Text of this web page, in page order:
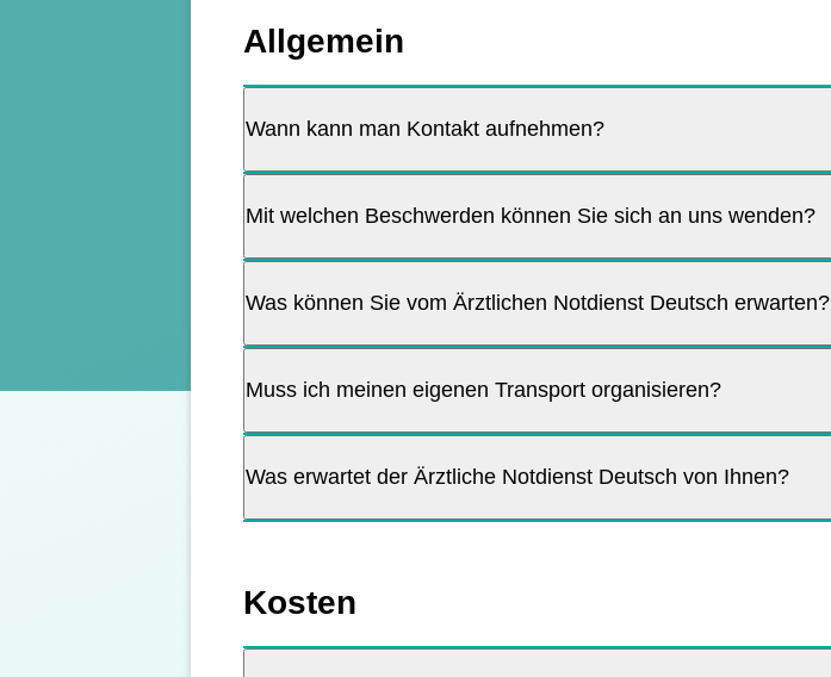
Allgemein
Wann kann man Kontakt aufnehmen?
Mit welchen Beschwerden können Sie sich an uns wenden?
Was können Sie vom Ärztlichen Notdienst Deutsch erwarten?
Muss ich meinen eigenen Transport organisieren?
Was erwartet der Ärztliche Notdienst Deutsch von Ihnen?
Kosten